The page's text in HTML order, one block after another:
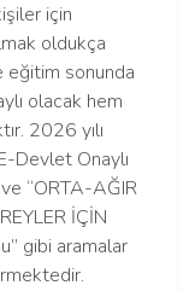
için
oldukça
eğitim sonunda
olacak hem
2026 yılı
Devlet Onaylı
“ORTA-AĞIR
İÇİN
gibi aramalar